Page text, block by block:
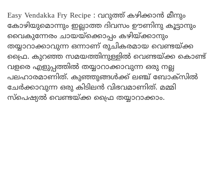
Easy Vendakka Fry Recipe : വറുത്ത് കഴിക്കാൻ മീനും
കോഴിയുമൊന്നും ഇല്ലാത്ത ദിവസം ഊണിനു കൂട്ടാനും
വൈകുന്നേരം ചായയ്‌ക്കൊപ്പം കഴിയ്ക്കാനും
തയ്യാറാക്കാവുന്ന ഒന്നാണ് രുചികരമായ വെണ്ടയ്ക്ക
ഫ്രൈ. കുറഞ്ഞ സമയത്തിനുള്ളിൽ വെണ്ടയ്ക്ക കൊണ്ട്
വളരെ എളുപ്പത്തിൽ തയ്യാറാക്കാവുന്ന ഒരു നല്ല
പലഹാരമാണിത്‌. കുഞ്ഞുങ്ങൾക്ക് ലഞ്ച് ബോക്സിൽ
ചേർക്കാവുന്ന ഒരു കിടിലൻ വിഭവമാണിത്. മമ്മി
സ്പെഷ്യൽ വെണ്ടയ്ക്ക ഫ്രൈ തയ്യാറാക്കാം.